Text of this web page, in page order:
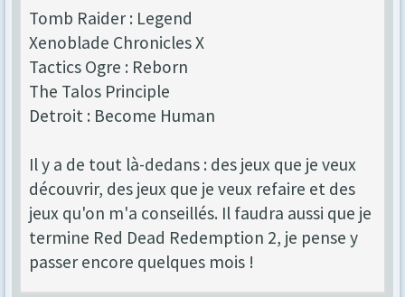
Tomb Raider : Legend
Xenoblade Chronicles X
Tactics Ogre : Reborn
The Talos Principle
Detroit : Become Human
Il y a de tout là-dedans : des jeux que je veux
découvrir, des jeux que je veux refaire et des
jeux qu'on m'a conseillés. Il faudra aussi que je
termine Red Dead Redemption 2, je pense y
passer encore quelques mois !